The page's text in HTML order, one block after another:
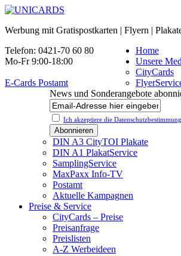
Werbung mit Gratispostkarten | Flyern |
Telefon: 0421-70 60 80
Mo-Fr 9:00-18:00
E-Cards Postamt
News und Sonderangebote
Ich akzeptiere die
Home
Unsere
CityCards
DIN A3 CityTOI Plakate
DIN A1 PlakatService
SamplingService
MaxPaxx Info-TV
Postamt
Aktuelle Kampagnen
Preise & Service
CityCards – Preise
Preisanfrage
Preislisten
A-Z Werbeideen